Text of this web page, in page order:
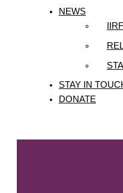
NEWS
STAY IN
DONATE